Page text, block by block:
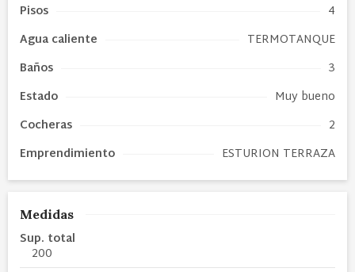
Pisos
4
Agua caliente
TERMOTANQUE
Baños
3
Estado
Muy bueno
Cocheras
2
Emprendimiento
ESTURION TERRAZA
Medidas
Sup. total
200